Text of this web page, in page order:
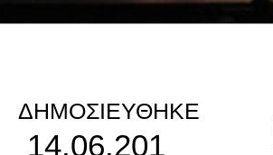
ΔΗΜΟΣΙΕΎΘΗΚΕ
14.06.201